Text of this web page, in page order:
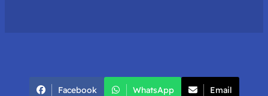
Facebook WhatsApp Email